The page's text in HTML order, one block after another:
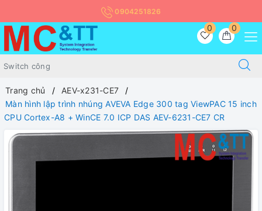
0904251826
0
0
Trang chủ
AEV-x231-CE7
Màn hình lập trình nhúng AVEVA Edge 300 tag ViewPAC 15 inch
CPU Cortex-A8 + WinCE 7.0 ICP DAS AEV-6231-CE7 CR